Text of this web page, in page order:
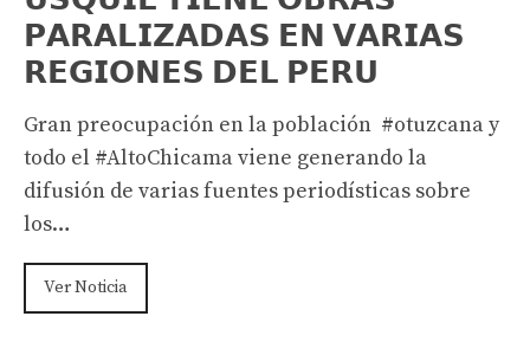
𝗣𝗔𝗥𝗔𝗟𝗜𝗭𝗔𝗗𝗔𝗦 𝗘𝗡 𝗩𝗔𝗥𝗜𝗔𝗦
𝗥𝗘𝗚𝗜𝗢𝗡𝗘𝗦 𝗗𝗘𝗟 𝗣𝗘𝗥𝗨
Gran preocupación en la población #otuzcana y
todo el #AltoChicama viene generando la
difusión de varias fuentes periodísticas sobre
los…
Ver Noticia